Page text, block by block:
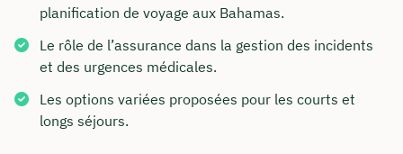
planification de voyage aux Bahamas.
Le rôle de l’assurance dans la gestion des incidents
et des urgences médicales.
Les options variées proposées pour les courts et
longs séjours.